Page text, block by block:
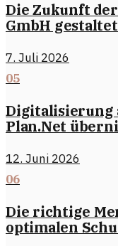
Die Zukunft
GmbH
7. Juli 2026
05
Digitalisierung
Plan.Net
12. Juni 2026
06
Die richtige
optimalen